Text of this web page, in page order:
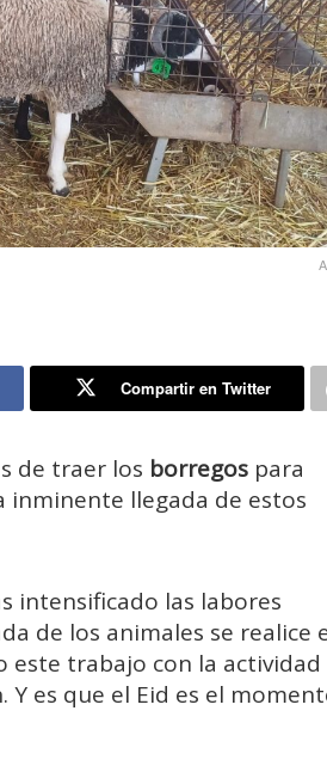
Compartir en Twitter
de traer los borregos para
llegada de estos
intensificado las labores
de los animales se realice
este trabajo con la actividad
es que el Eid es el